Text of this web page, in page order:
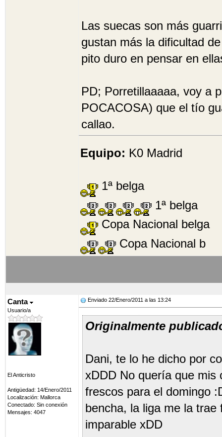
Las suecas son más
gustan más la dificultad
pito duro en pensar en
PD; Porretillaaaaa, voy a
POCACOSA) que el tío
callao.
Equipo: K0 Madrid
1ª belga
1ª belga
Copa Nacional belga
Copa Nacional b
Canta
Usuario/a
El Anticristo
Antigüedad: 14/Enero/2011
Localización: Mallorca
Conectado: Sin conexión
Mensajes: 4047
Enviado 22/Enero/2011 a las 13:24
Originalmente
Dani, te lo he dicho por
xDDD No quería que mis
frescos para el domingo
bencha, la liga me la
imparable xDD